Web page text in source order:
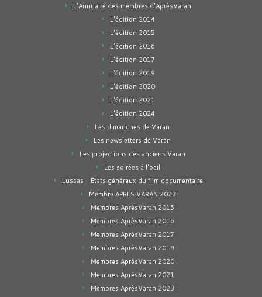
L'Annuaire des membres d'AprèsVaran
L'édition 2014
L'édition 2015
L'édition 2016
L'édition 2017
L'édition 2019
L'édition 2020
L'édition 2021
L'édition 2024
Les dimanches de Varan
Les newsletters de Varan
Les projections des anciens Varan
Les soirées à l'oeil
Lussas – Etats généraux du film documentaire
Membre APRES VARAN 2023
Membres AprèsVaran 2015
Membres AprèsVaran 2016
Membres AprèsVaran 2017
Membres AprèsVaran 2019
Membres AprèsVaran 2020
Membres AprèsVaran 2021
Membres AprèsVaran 2023